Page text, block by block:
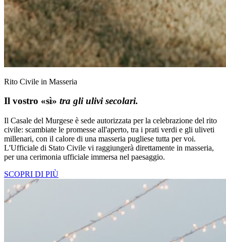
Rito Civile in Masseria
Il vostro «sì» tra gli ulivi secolari.
Il Casale del Murgese è sede autorizzata per la celebrazione del rito
civile: scambiate le promesse all'aperto, tra i prati verdi e gli uliveti
millenari, con il calore di una masseria pugliese tutta per voi.
L'Ufficiale di Stato Civile vi raggiungerà direttamente in masseria,
per una cerimonia ufficiale immersa nel paesaggio.
SCOPRI DI PIÙ